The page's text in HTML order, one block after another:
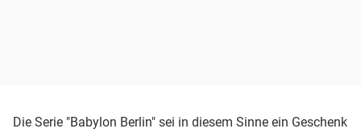
Die Serie "Babylon Berlin" sei in diesem Sinne ein Geschenk